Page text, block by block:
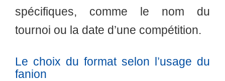
spécifiques, comme le nom du
tournoi ou la date d’une compétition.
Le choix du format selon l’usage du
fanion